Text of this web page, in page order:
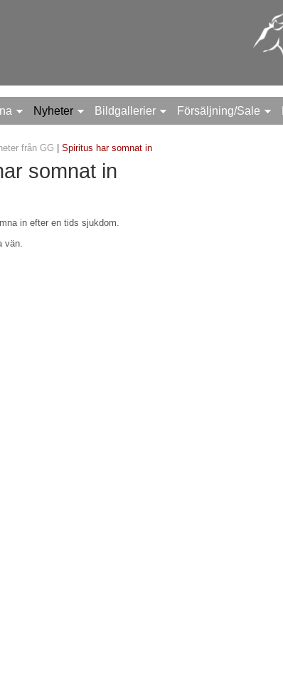
Nyheter Bildgallerier Försäljning/Sale
från GG | Spiritus har somnat in
somnat in
in efter en tids sjukdom.
vän.